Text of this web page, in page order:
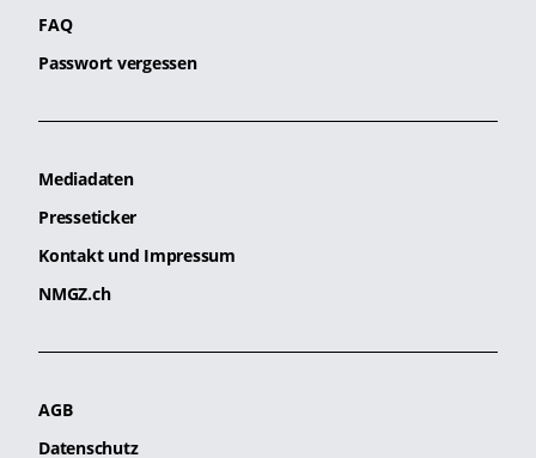
FAQ
Passwort vergessen
Mediadaten
Presseticker
Kontakt und Impressum
NMGZ.ch
AGB
Datenschutz